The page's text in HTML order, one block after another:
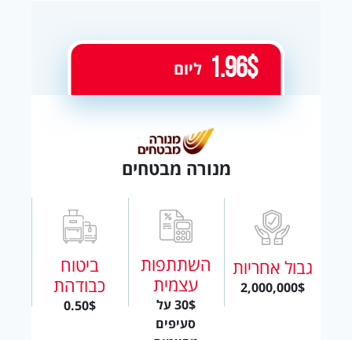
מנורה מבטחים
גבול אחריות
2,000,000$
השתתפות
עצמית
30$ על
סעיפים
ביטוח
כבודהת
0.50$
1.96$ ליום